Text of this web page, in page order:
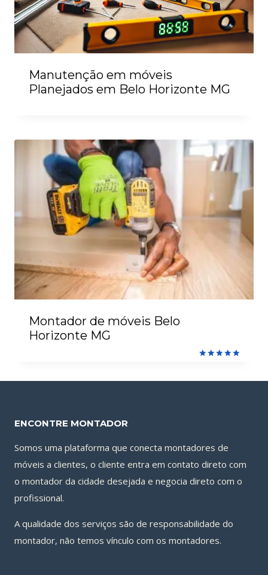
Manutenção em móveis
Planejados em Belo Horizonte MG
Montador de móveis Belo
Horizonte MG
de 5
ENCONTRE MONTADOR
Somos uma plataforma que conecta montadores de
móveis a clientes, o cliente entra em contato direto com
o montador da cidade desejada e negocia direto com o
profissional.
A qualidade dos serviços são de responsabilidade do
montador, não temos vínculo com os montadores.